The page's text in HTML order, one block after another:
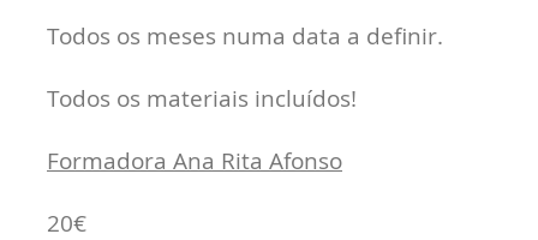
Todos os meses numa data a definir.
Todos os materiais incluídos!
Formadora Ana Rita Afonso
20€